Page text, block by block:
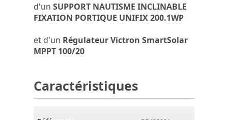
d'un SUPPORT NAUTISME INCLINABLE
FIXATION PORTIQUE UNIFIX 200.1WP
et d'un Régulateur Victron SmartSolar
MPPT 100/20
Caractéristiques